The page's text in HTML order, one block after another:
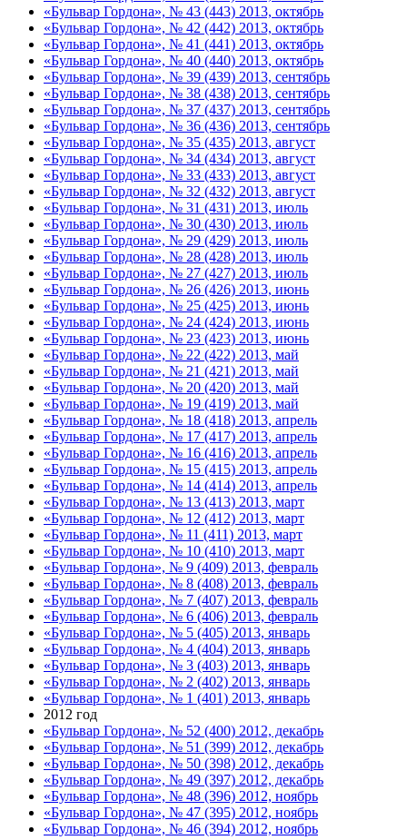
«Бульвар Гордона», № 43 (443) 2013, октябрь
«Бульвар Гордона», № 42 (442) 2013, октябрь
«Бульвар Гордона», № 41 (441) 2013, октябрь
«Бульвар Гордона», № 40 (440) 2013, октябрь
«Бульвар Гордона», № 39 (439) 2013, сентябрь
«Бульвар Гордона», № 38 (438) 2013, сентябрь
«Бульвар Гордона», № 37 (437) 2013, сентябрь
«Бульвар Гордона», № 36 (436) 2013, сентябрь
«Бульвар Гордона», № 35 (435) 2013, август
«Бульвар Гордона», № 34 (434) 2013, август
«Бульвар Гордона», № 33 (433) 2013, август
«Бульвар Гордона», № 32 (432) 2013, август
«Бульвар Гордона», № 31 (431) 2013, июль
«Бульвар Гордона», № 30 (430) 2013, июль
«Бульвар Гордона», № 29 (429) 2013, июль
«Бульвар Гордона», № 28 (428) 2013, июль
«Бульвар Гордона», № 27 (427) 2013, июль
«Бульвар Гордона», № 26 (426) 2013, июнь
«Бульвар Гордона», № 25 (425) 2013, июнь
«Бульвар Гордона», № 24 (424) 2013, июнь
«Бульвар Гордона», № 23 (423) 2013, июнь
«Бульвар Гордона», № 22 (422) 2013, май
«Бульвар Гордона», № 21 (421) 2013, май
«Бульвар Гордона», № 20 (420) 2013, май
«Бульвар Гордона», № 19 (419) 2013, май
«Бульвар Гордона», № 18 (418) 2013, апрель
«Бульвар Гордона», № 17 (417) 2013, апрель
«Бульвар Гордона», № 16 (416) 2013, апрель
«Бульвар Гордона», № 15 (415) 2013, апрель
«Бульвар Гордона», № 14 (414) 2013, апрель
«Бульвар Гордона», № 13 (413) 2013, март
«Бульвар Гордона», № 12 (412) 2013, март
«Бульвар Гордона», № 11 (411) 2013, март
«Бульвар Гордона», № 10 (410) 2013, март
«Бульвар Гордона», № 9 (409) 2013, февраль
«Бульвар Гордона», № 8 (408) 2013, февраль
«Бульвар Гордона», № 7 (407) 2013, февраль
«Бульвар Гордона», № 6 (406) 2013, февраль
«Бульвар Гордона», № 5 (405) 2013, январь
«Бульвар Гордона», № 4 (404) 2013, январь
«Бульвар Гордона», № 3 (403) 2013, январь
«Бульвар Гордона», № 2 (402) 2013, январь
«Бульвар Гордона», № 1 (401) 2013, январь
2012 год
«Бульвар Гордона», № 52 (400) 2012, декабрь
«Бульвар Гордона», № 51 (399) 2012, декабрь
«Бульвар Гордона», № 50 (398) 2012, декабрь
«Бульвар Гордона», № 49 (397) 2012, декабрь
«Бульвар Гордона», № 48 (396) 2012, ноябрь
«Бульвар Гордона», № 47 (395) 2012, ноябрь
«Бульвар Гордона», № 46 (394) 2012, ноябрь